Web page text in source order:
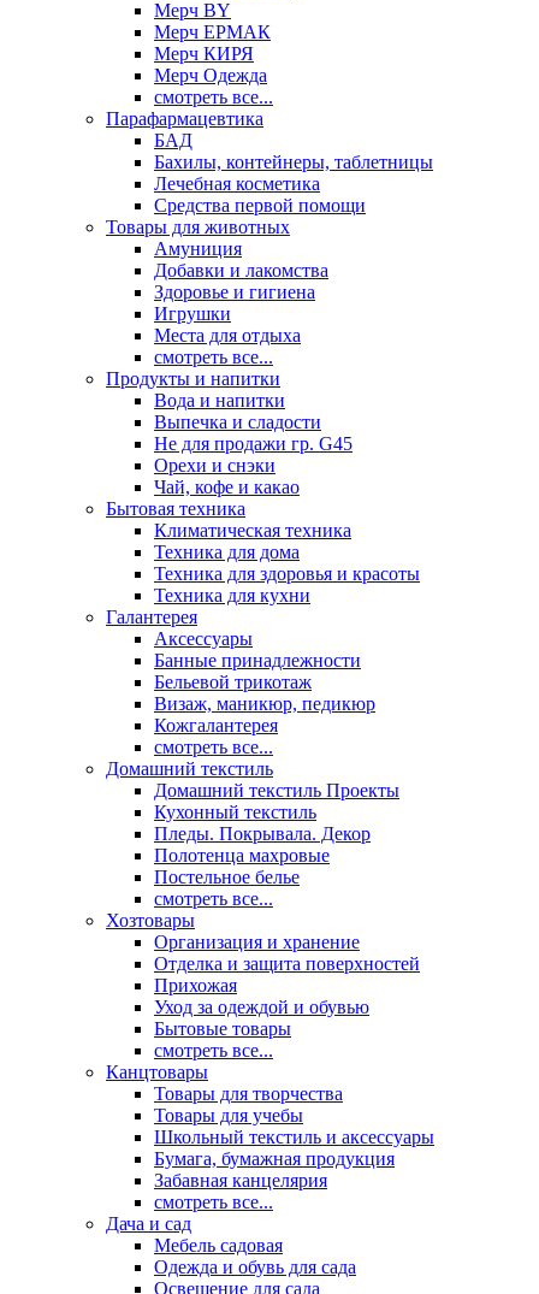
Мерч BY
Мерч ЕРМАК
Мерч КИРЯ
Мерч Одежда
смотреть все...
Парафармацевтика
БАД
Бахилы, контейнеры, таблетницы
Лечебная косметика
Средства первой помощи
Товары для животных
Амуниция
Добавки и лакомства
Здоровье и гигиена
Игрушки
Места для отдыха
смотреть все...
Продукты и напитки
Вода и напитки
Выпечка и сладости
Не для продажи гр. G45
Орехи и снэки
Чай, кофе и какао
Бытовая техника
Климатическая техника
Техника для дома
Техника для здоровья и красоты
Техника для кухни
Галантерея
Аксессуары
Банные принадлежности
Бельевой трикотаж
Визаж, маникюр, педикюр
Кожгалантерея
смотреть все...
Домашний текстиль
Домашний текстиль Проекты
Кухонный текстиль
Пледы. Покрывала. Декор
Полотенца махровые
Постельное белье
смотреть все...
Хозтовары
Организация и хранение
Отделка и защита поверхностей
Прихожая
Уход за одеждой и обувью
Бытовые товары
смотреть все...
Канцтовары
Товары для творчества
Товары для учебы
Школьный текстиль и аксессуары
Бумага, бумажная продукция
Забавная канцелярия
смотреть все...
Дача и сад
Мебель садовая
Одежда и обувь для сада
Освещение для сада